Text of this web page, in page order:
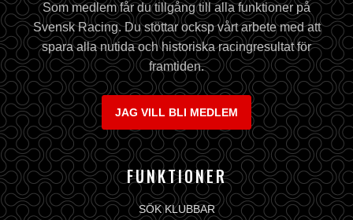
Som medlem får du tillgång till alla funktioner på
Svensk Racing. Du stöttar ocksp vårt arbete med att
spara alla nutida och historiska racingresultat för
framtiden.
JAG VILL BLI MEDLEM
FUNKTIONER
SÖK KLUBBAR